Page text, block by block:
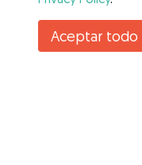
Aceptar todo